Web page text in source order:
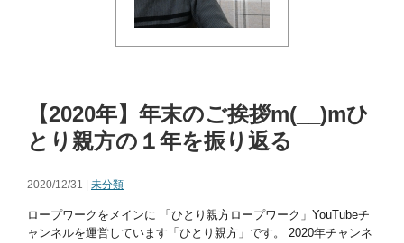
【2020年】年末のご挨拶m(__)mひ
とり親方の１年を振り返る
2020/12/31 | 未分類
ロープワークをメインに 「ひとり親方ロープワーク」YouTubeチ
ャンネルを運営しています「ひとり親方」です。 2020年チャンネ